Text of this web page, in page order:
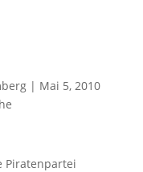
| Mai 5, 2010
Piratenpartei